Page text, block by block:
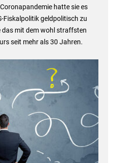
hatte sie es
Fiskalpolitik geldpolitisch zu
mit dem wohl straffsten
seit mehr als 30 Jahren.